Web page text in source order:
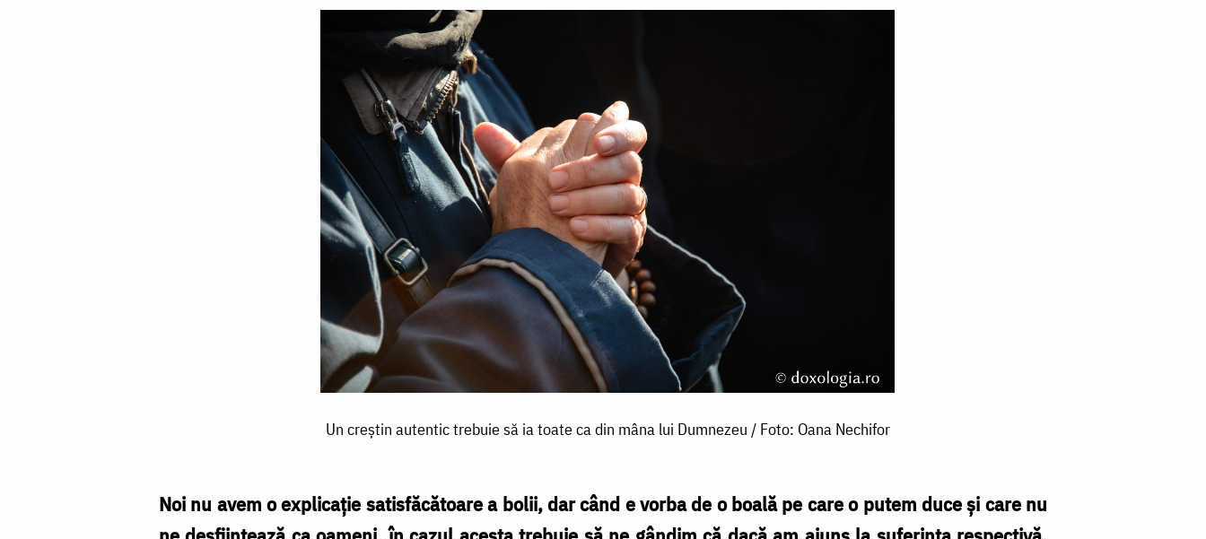
Un creștin autentic trebuie să ia toate ca din mâna lui Dumnezeu / Foto: Oana Nechifor
Noi nu avem o explicație satisfăcătoare a bolii, dar când e vorba de o boală pe care o putem duce și care nu